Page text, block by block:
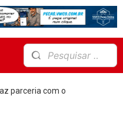
parceria com o